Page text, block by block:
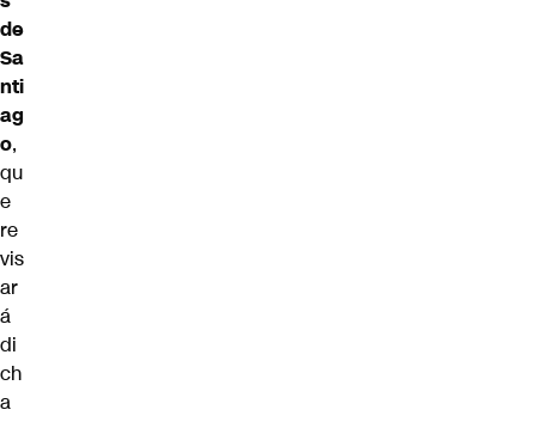
de
Sa
nti
ag
o,
qu
e
re
vis
ar
á
di
ch
a